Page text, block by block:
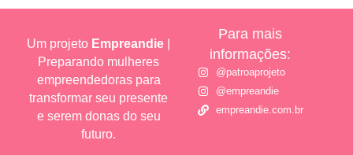
Um projeto Empreandie
Preparando mulheres
empreendedoras para
transformar seu presente
e serem donas do seu
futuro.
Para mais
informações:
@patroaprojeto
@empreandie
empreandie.com.br